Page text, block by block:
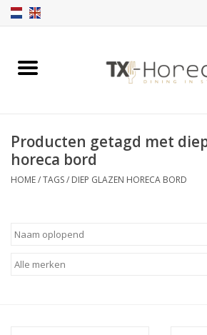
Home
Catalogi
Merken
Contact
Producten getagd met
horeca bord
HOME/TAGS/ DIEP GLAZEN HORECA BORD